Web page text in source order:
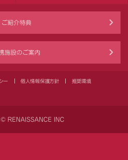
ご紹介特典
施設のご案内
ー 個人情報保護方針 推奨環境
RENAISSANCE INC